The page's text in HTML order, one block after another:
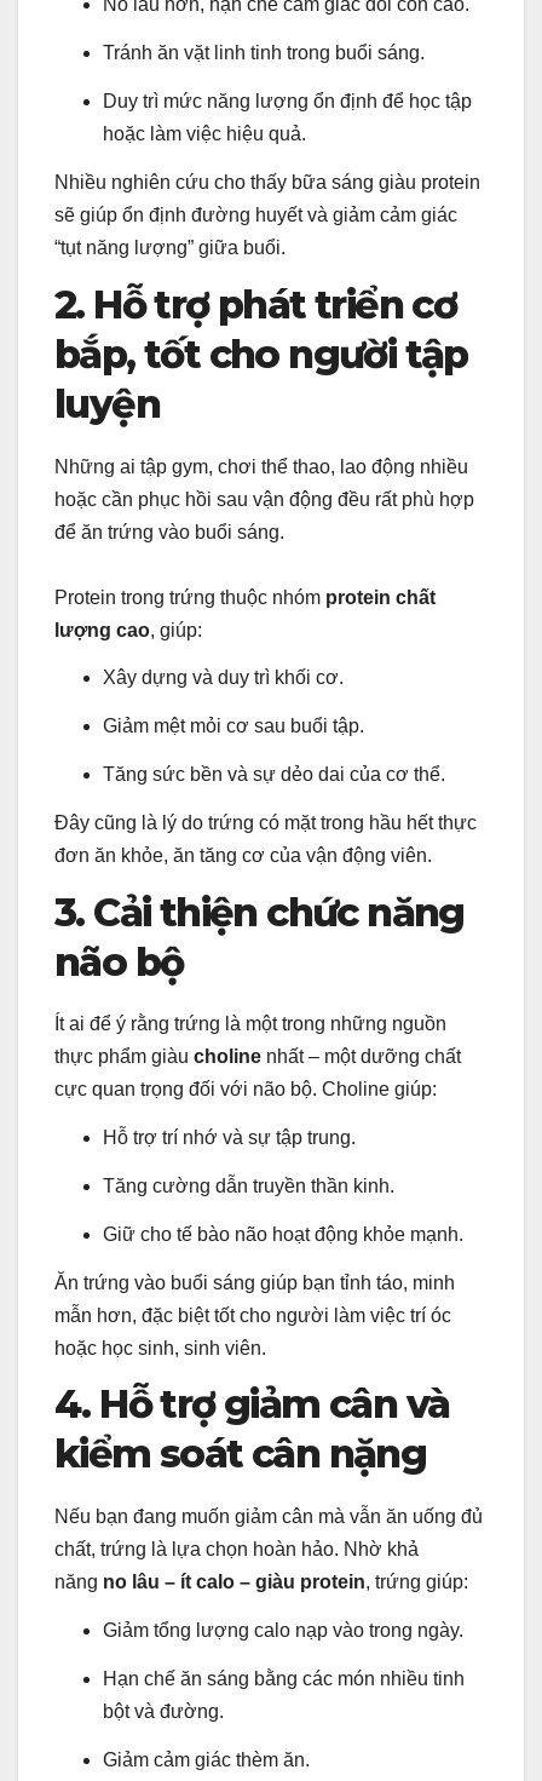
No lâu hơn, hạn chế cảm giác đói cồn cào.
Tránh ăn vặt linh tinh trong buổi sáng.
Duy trì mức năng lượng ổn định để học tập
hoặc làm việc hiệu quả.
Nhiều nghiên cứu cho thấy bữa sáng giàu protein
sẽ giúp ổn định đường huyết và giảm cảm giác
“tụt năng lượng” giữa buổi.
2. Hỗ trợ phát triển cơ
bắp, tốt cho người tập
luyện
Những ai tập gym, chơi thể thao, lao động nhiều
hoặc cần phục hồi sau vận động đều rất phù hợp
để ăn trứng vào buổi sáng.
Protein trong trứng thuộc nhóm protein chất
lượng cao, giúp:
Xây dựng và duy trì khối cơ.
Giảm mệt mỏi cơ sau buổi tập.
Tăng sức bền và sự dẻo dai của cơ thể.
Đây cũng là lý do trứng có mặt trong hầu hết thực
đơn ăn khỏe, ăn tăng cơ của vận động viên.
3. Cải thiện chức năng
não bộ
Ít ai để ý rằng trứng là một trong những nguồn
thực phẩm giàu choline nhất – một dưỡng chất
cực quan trọng đối với não bộ. Choline giúp:
Hỗ trợ trí nhớ và sự tập trung.
Tăng cường dẫn truyền thần kinh.
Giữ cho tế bào não hoạt động khỏe mạnh.
Ăn trứng vào buổi sáng giúp bạn tỉnh táo, minh
mẫn hơn, đặc biệt tốt cho người làm việc trí óc
hoặc học sinh, sinh viên.
4. Hỗ trợ giảm cân và
kiểm soát cân nặng
Nếu bạn đang muốn giảm cân mà vẫn ăn uống đủ
chất, trứng là lựa chọn hoàn hảo. Nhờ khả
năng no lâu – ít calo – giàu protein, trứng giúp:
Giảm tổng lượng calo nạp vào trong ngày.
Hạn chế ăn sáng bằng các món nhiều tinh
bột và đường.
Giảm cảm giác thèm ăn.